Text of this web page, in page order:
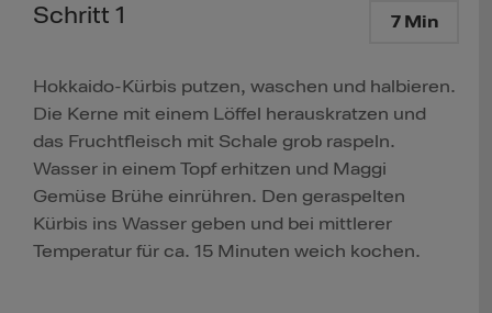
Schritt 1 7 Min
Hokkaido-Kürbis putzen, waschen und halbieren.
Die Kerne mit einem Löffel herauskratzen und
das Fruchtfleisch mit Schale grob raspeln.
Wasser in einem Topf erhitzen und Maggi
Gemüse Brühe einrühren. Den geraspelten
Kürbis ins Wasser geben und bei mittlerer
Temperatur für ca. 15 Minuten weich kochen.